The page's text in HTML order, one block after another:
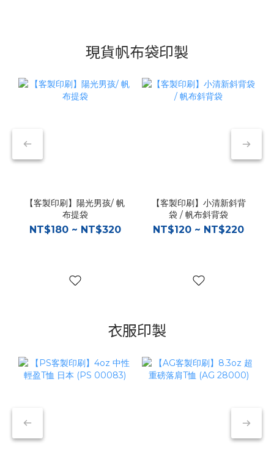
現貨帆布袋印製
【客製印刷】陽光男孩/ 帆
布提袋
NT$180 ~ NT$320
【客製印刷】小清新斜背
袋 / 帆布斜背袋
NT$120 ~ NT$220
衣服印製